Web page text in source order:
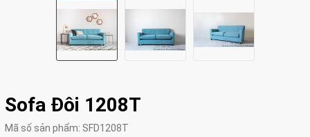
Sofa Đôi 1208T
Mã số sản phẩm: SFD1208T